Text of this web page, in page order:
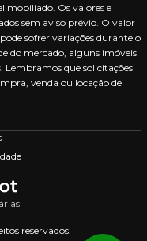
mobiliado. Os valores e
sem aviso prévio. O valor
sofrer variações durante o
do mercado, alguns imóveis
Lembramos que solicitações
venda ou locação de
reservados.